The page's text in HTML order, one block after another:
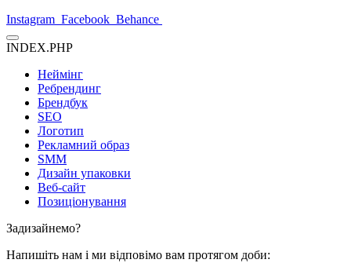
Instagram Facebook Behance
INDEX.PHP
Неймінг
Ребрендинг
Брендбук
SEO
Логотип
Рекламний образ
SMM
Дизайн упаковки
Веб-сайт
Позиціонування
Задизайнемо?
Напишіть нам і ми відповімо вам протягом доби: